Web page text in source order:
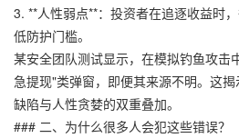
3. **人性弱点**：投资者在追逐收益时
低防护门槛。
某安全团队测试显示，在模拟钓鱼攻击
急提现"类弹窗，即便其来源不明。这
缺陷与人性贪婪的双重叠加。
### 二、为什么很多人会犯这些错误？